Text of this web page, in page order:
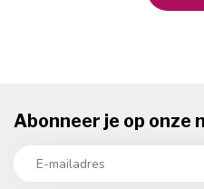
Abonneer je op onze